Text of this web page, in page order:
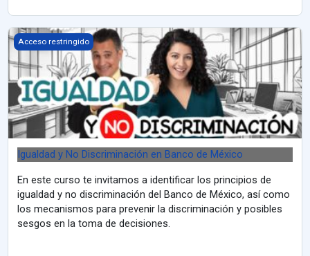
Igualdad y No Discriminación en Banco de México
Acceso restringido
Igualdad y No Discriminación en Banco de México
En este curso te invitamos a identificar los principios de
igualdad y no discriminación del Banco de México, así como
los mecanismos para prevenir la discriminación y posibles
sesgos en la toma de decisiones.